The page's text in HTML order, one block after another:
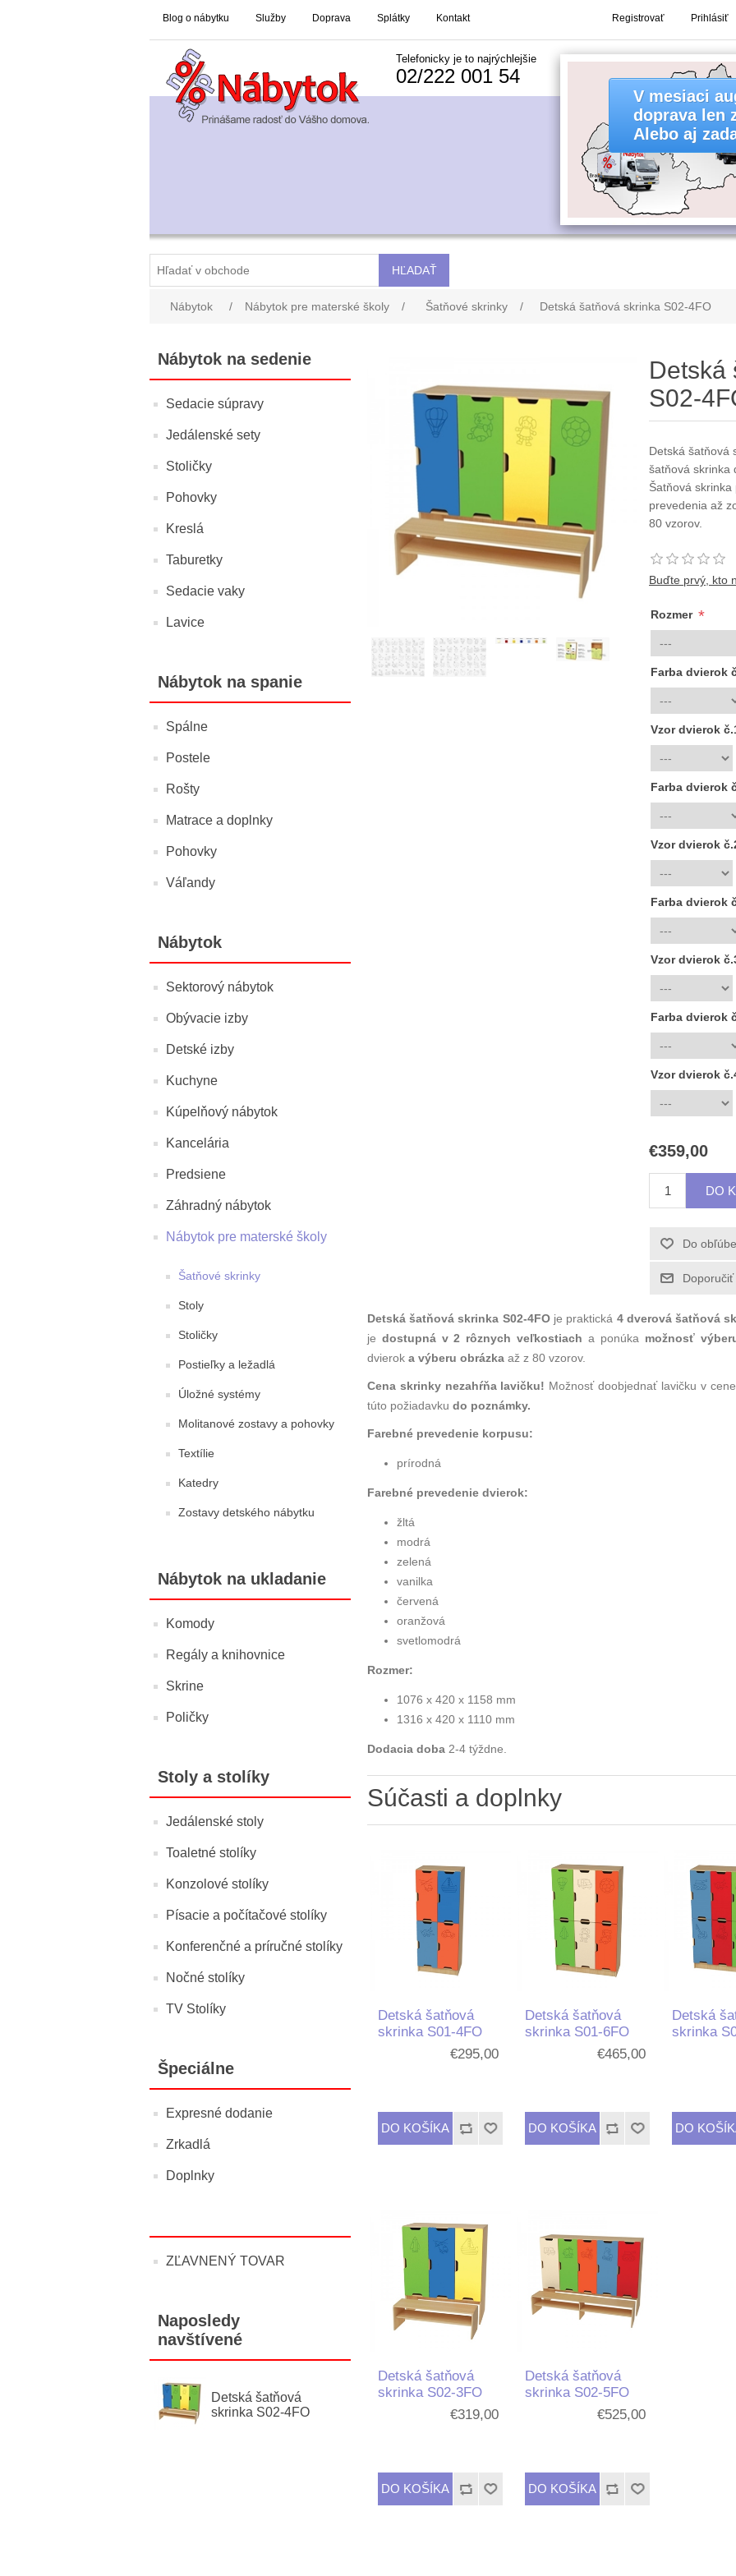
Blog o nábytku Služby Doprava Splátky Kontakt Registrovať Prihlásiť
Telefonicky je to najrýchlejšie
02/222 001 54
Nábytok / Nábytok pre materské školy / Šatňové skrinky / Detská šatňová skrinka S02-4FO
Nábytok na sedenie
Sedacie súpravy
Jedálenské sety
Stoličky
Pohovky
Kreslá
Taburetky
Sedacie vaky
Lavice
Nábytok na spanie
Spálne
Postele
Rošty
Matrace a doplnky
Pohovky
Váľandy
Nábytok
Sektorový nábytok
Obývacie izby
Detské izby
Kuchyne
Kúpelňový nábytok
Kancelária
Predsiene
Záhradný nábytok
Nábytok pre materské školy
Šatňové skrinky
Stoly
Stoličky
Postieľky a ležadlá
Úložné systémy
Molitanové zostavy a pohovky
Textílie
Katedry
Zostavy detského nábytku
Nábytok na ukladanie
Komody
Regály a knihovnice
Skrine
Poličky
Stoly a stolíky
Jedálenské stoly
Toaletné stolíky
Konzolové stolíky
Písacie a počítačové stolíky
Konferenčné a príručné stolíky
Nočné stolíky
TV Stolíky
Špeciálne
Expresné dodanie
Zrkadlá
Doplnky
ZĽAVNENÝ TOVAR
Naposledy
navštívené
Detská šatňová
skrinka S02-4FO
Detská
S02-
Detská šatňová
šatňová skrinka
Šatňová
prevedenia až
80 vzorov.
Buďte prvý, kto
Rozmer *
Farba dvierok
Vzor dvierok
Farba dvierok
Vzor dvierok
Farba dvierok
Vzor dvierok
Farba dvierok
Vzor dvierok
€359,00
Detská šatňová skrinka S02-4FOje praktická 4 dverová šatňová
je dostupná v 2 rôznych veľkostiach a ponúka možnosť
dvieroka výberu obrázkaaž z 80 vzorov.
Cena skrinky nezahŕňa lavičku! Možnosť doobjednať lavičku v cene
túto požiadavku do poznámky.
Farebné prevedenie korpusu:
prírodná
Farebné prevedenie dvierok:
žltá
modrá
zelená
vanilka
červená
oranžová
svetlomodrá
Rozmer:
1076 x 420 x 1158 mm
1316 x 420 x 1110 mm
Dodacia doba2-4 týždne.
Súčasti a doplnky
Detská šatňová
skrinka S01-4FO
€295,00
Detská šatňová
skrinka S01-6FO
€465,00
Detská
skrinka
Detská šatňová
skrinka S02-3FO
€319,00
Detská šatňová
skrinka S02-5FO
€525,00